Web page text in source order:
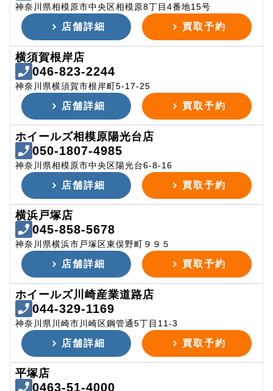
神奈川県相模原市中央区相模原8丁目4番地15号
店舗詳細 買取予約
横須賀根岸店
046-823-2244
神奈川県横須賀市根岸町5-17-25
店舗詳細 買取予約
ホイールズ相模原陽光台店
050-1807-4985
神奈川県相模原市中央区陽光台6-8-16
店舗詳細 買取予約
横浜戸塚店
045-858-5678
神奈川県横浜市戸塚区東俣野町９９５
店舗詳細 買取予約
ホイールズ川崎産業道路店
044-329-1169
神奈川県川崎市川崎区鋼管通5丁目11-3
店舗詳細 買取予約
平塚店
0463-51-4000